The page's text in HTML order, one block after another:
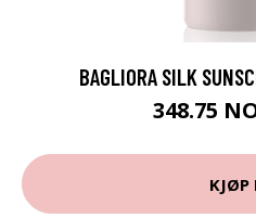
BAGLIORA SILK
348.75
KJØP